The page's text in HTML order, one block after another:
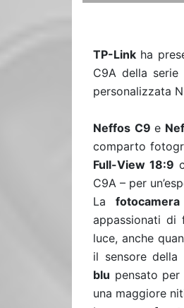
TP-Link ha
C9A della
personalizzata
Neffos C9e
comparto
Full-View 18:9
C9A – per
La
appassionati di
luce, anche
il sensore della
blu pensato per
una maggiore